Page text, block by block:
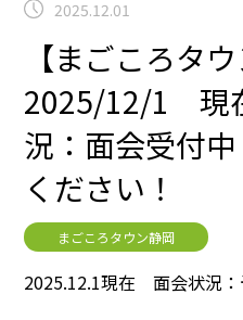
2025.12.01
【まごころタウ
2025/12/1 現
況：面会受付
ください！
まごころタウン静岡
2025.12.1現在 面会状況：